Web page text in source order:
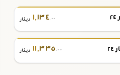
١,١٣٤.٠٠ دينار
١١,٣٣٥ .٠٠ دينار